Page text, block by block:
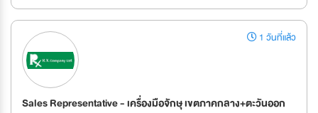
1 วันที่แล้ว
Sales Representative - เครื่องมือจักษุ เขตภาคกลาง+ตะวันออก